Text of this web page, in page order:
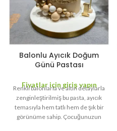
Balonlu Ayıcık Doğum
Günü Pastası
Fiyatlar için giriş yapın
Renkli balonlarla ve altın detaylarla
zenginleştirilmiş bu pasta, ayıcık
temasıyla hem tatlı hem de şık bir
görünüme sahip. Çocuğunuzun